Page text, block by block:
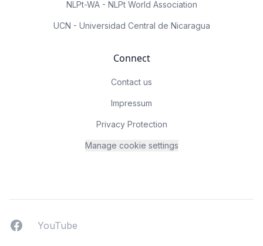
NLPt-WA - NLPt World Association
UCN - Universidad Central de Nicaragua
Connect
Contact us
Impressum
Privacy Protection
Manage cookie settings
FacebookYouTUbe
YouTube